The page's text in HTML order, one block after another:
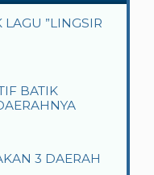
”LINGSIR
BATIK
3 DAERAH